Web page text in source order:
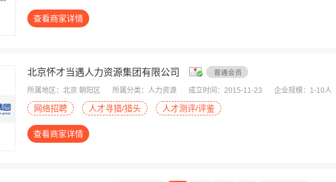
查看商家详情
北京怀才当遇人力资源集团有限公司
所属地区：北京 朝阳区 所属分类：人力资源 成立时间：2015-11-23 企业规模：1-10人
网络招聘 人才寻猎/猎头 人才测评/评鉴
查看商家详情